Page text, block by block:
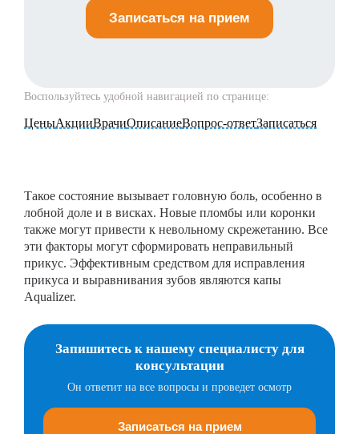
Записаться на прием
Воспользуйтесь удобной навигацией по странице:
ЦеныАкцииВрачиОписаниеВопрос-ответЗаписаться
Такое состояние вызывает головную боль, особенно в
лобной доле и в висках. Новые пломбы или коронки
также могут привести к невольному скрежетанию. Все
эти факторы могут сформировать неправильный
прикус. Эффективным средством для исправления
прикуса и выравнивания зубов являются капы
Aqualizer.
Запишитесь к нашему специалисту для
консультации
Он ответит на все вопросы и проведет осмотр
Записаться на прием